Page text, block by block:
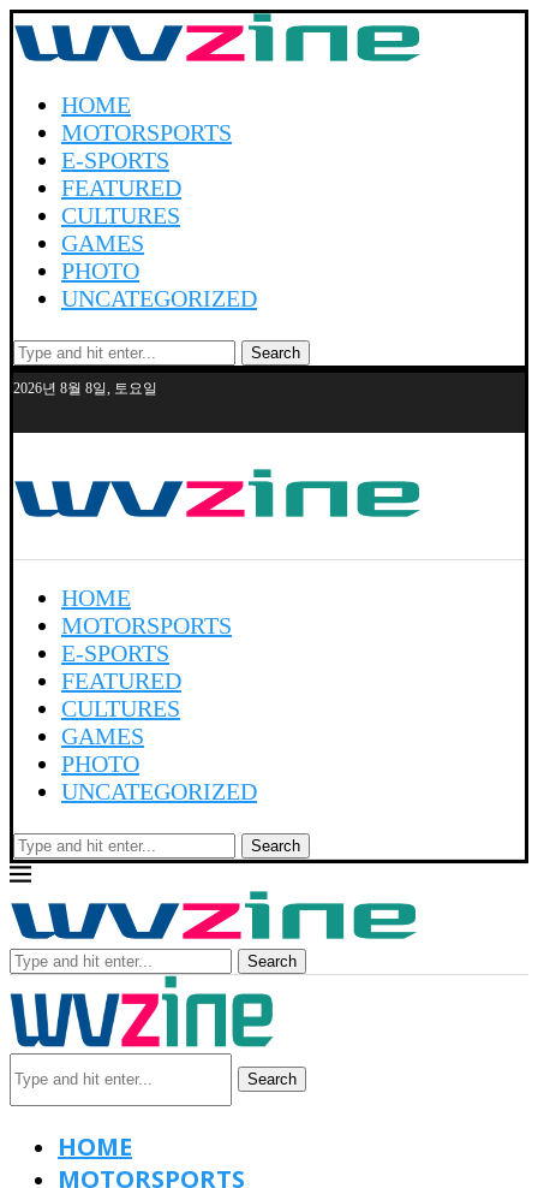
HOME
MOTORSPORTS
E-SPORTS
FEATURED
CULTURES
GAMES
PHOTO
UNCATEGORIZED
Search
2026년 8월 8일, 토요일
HOME
MOTORSPORTS
E-SPORTS
FEATURED
CULTURES
GAMES
PHOTO
UNCATEGORIZED
Search
Search
Search
HOME
MOTORSPORTS